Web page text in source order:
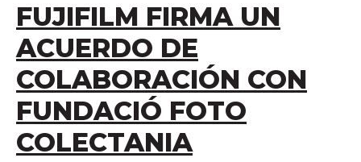
FUJIFILM FIRMA UN
ACUERDO DE
COLABORACIÓN CON
FUNDACIÓ FOTO
COLECTANIA